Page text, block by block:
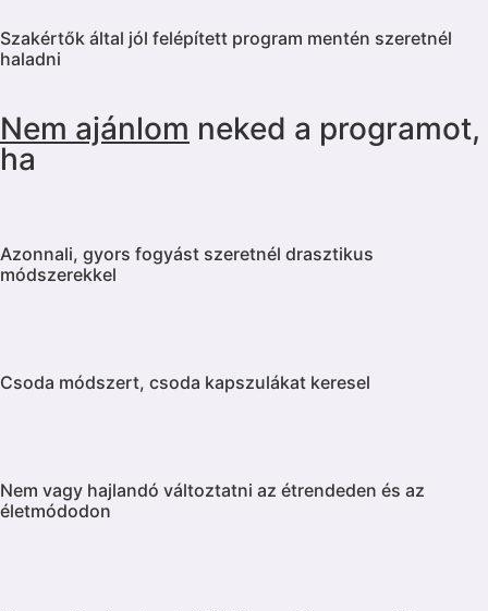
Szakértők által jól felépített program mentén szeretnél
haladni
Nem ajánlom neked a programot,
ha
Azonnali, gyors fogyást szeretnél drasztikus
módszerekkel
Csoda módszert, csoda kapszulákat keresel
Nem vagy hajlandó változtatni az étrendeden és az
életmódodon